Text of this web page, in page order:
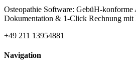
Osteopathie Software: GebüH-
Dokumentation & 1-Click Rechnung
+49 211 13954881
Navigation